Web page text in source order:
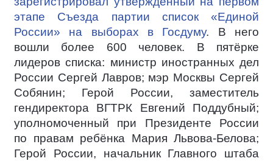
этапе Съезда партии список «Единой
России» на выборах в Госдуму. В него
вошли более 600 человек. В пятёрке
лидеров списка: министр иностранных дел
России Сергей Лавров; мэр Москвы Сергей
Собянин; Герой России, заместитель
гендиректора ВГТРК Евгений Поддубный;
уполномоченный при Президенте России
по правам ребёнка Мария Львова-Белова;
Герой России, начальник Главного штаба